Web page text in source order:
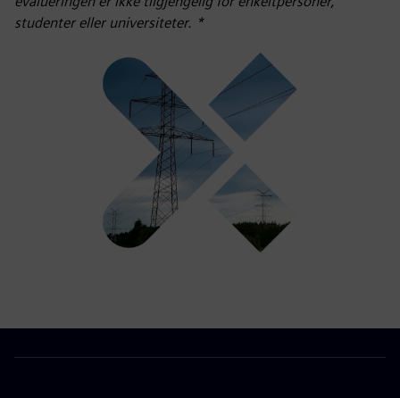
studenter eller universiteter. *